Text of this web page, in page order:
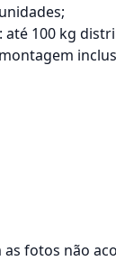
100 kg
fotos não